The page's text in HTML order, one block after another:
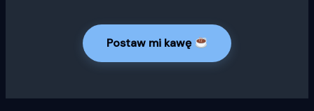
Postaw mi kawę